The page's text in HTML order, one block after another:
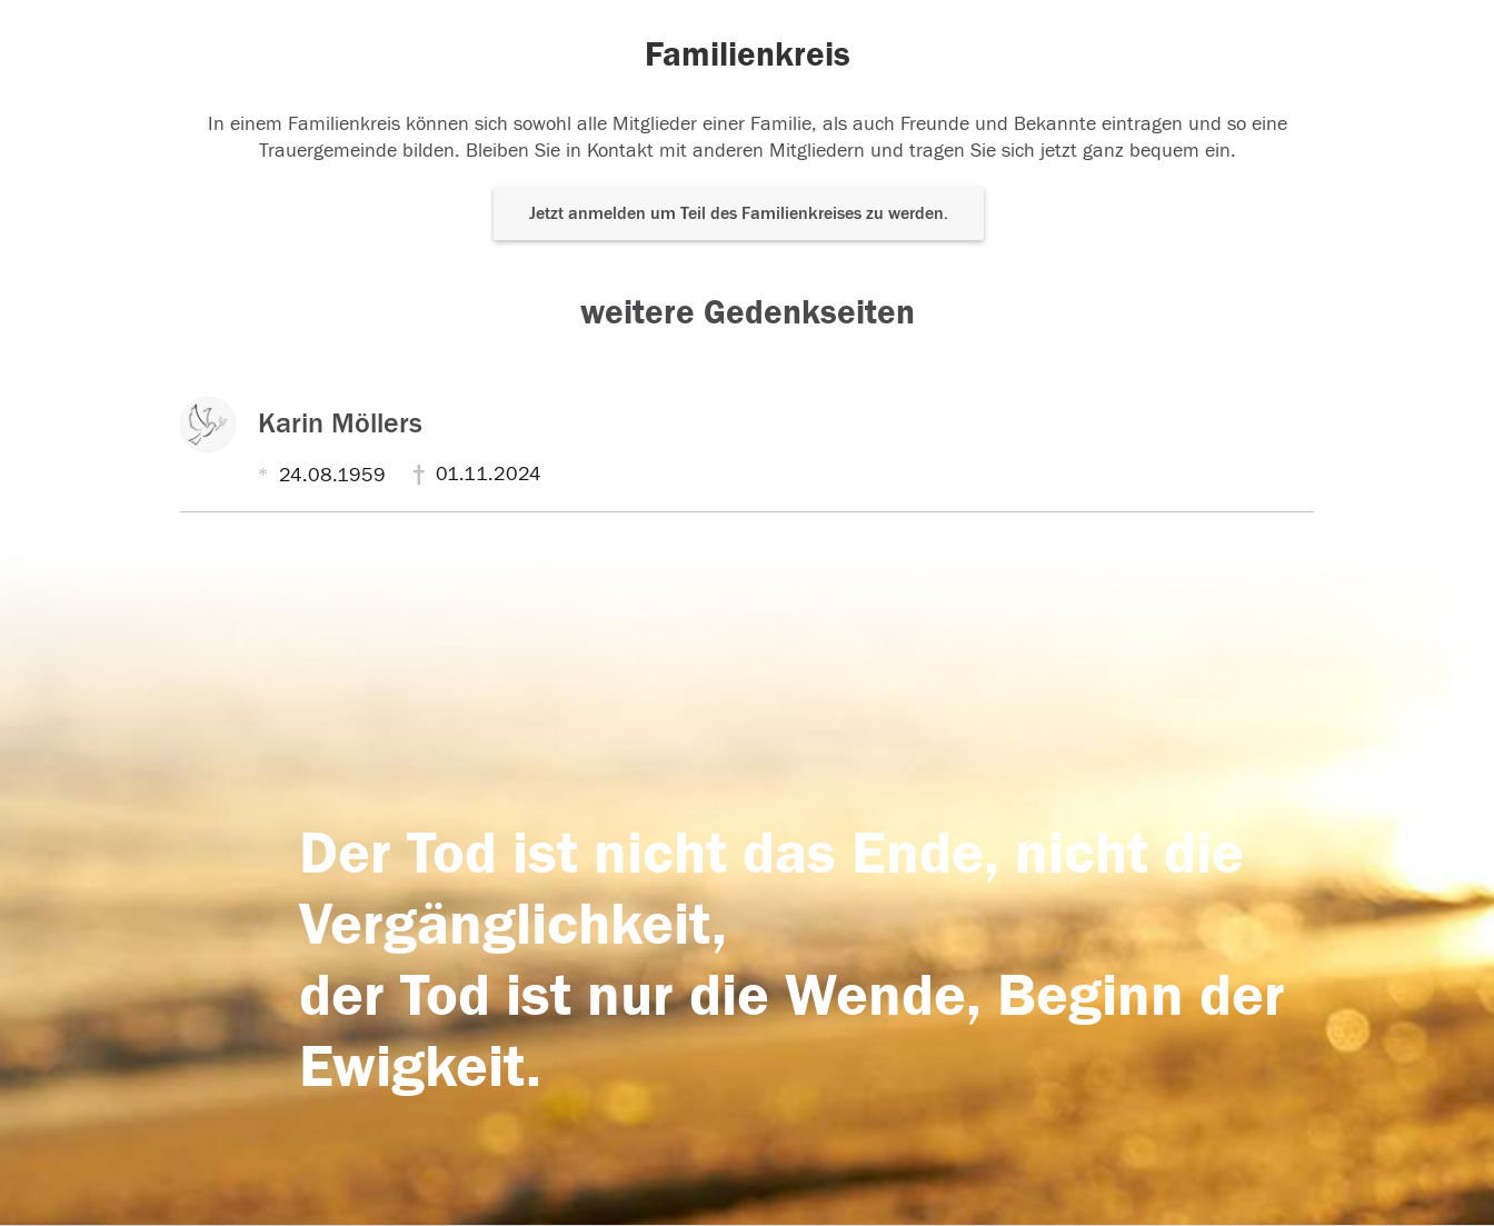
Familienkreis
In einem Familienkreis können sich sowohl alle Mitglieder einer Familie, als auch Freunde und Bekannte eintragen und so eine
Trauergemeinde bilden. Bleiben Sie in Kontakt mit anderen Mitgliedern und tragen Sie sich jetzt ganz bequem ein.
Jetzt anmelden um Teil des Familienkreises zu werden.
weitere Gedenkseiten
Karin Möllers
24.08.1959 01.11.2024
Der Tod ist nicht das Ende, nicht die
Vergänglichkeit,
der Tod ist nur die Wende, Beginn der
Ewigkeit.